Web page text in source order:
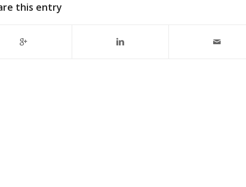
this entry